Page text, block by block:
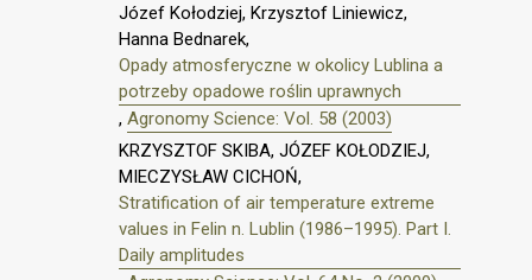
Józef Kołodziej, Krzysztof Liniewicz,
Hanna Bednarek,
Opady atmosferyczne w okolicy Lublina a
potrzeby opadowe roślin uprawnych
, Agronomy Science: Vol. 58 (2003)
KRZYSZTOF SKIBA, JÓZEF KOŁODZIEJ,
MIECZYSŁAW CICHOŃ,
Stratification of air temperature extreme
values in Felin n. Lublin (1986–1995). Part I.
Daily amplitudes